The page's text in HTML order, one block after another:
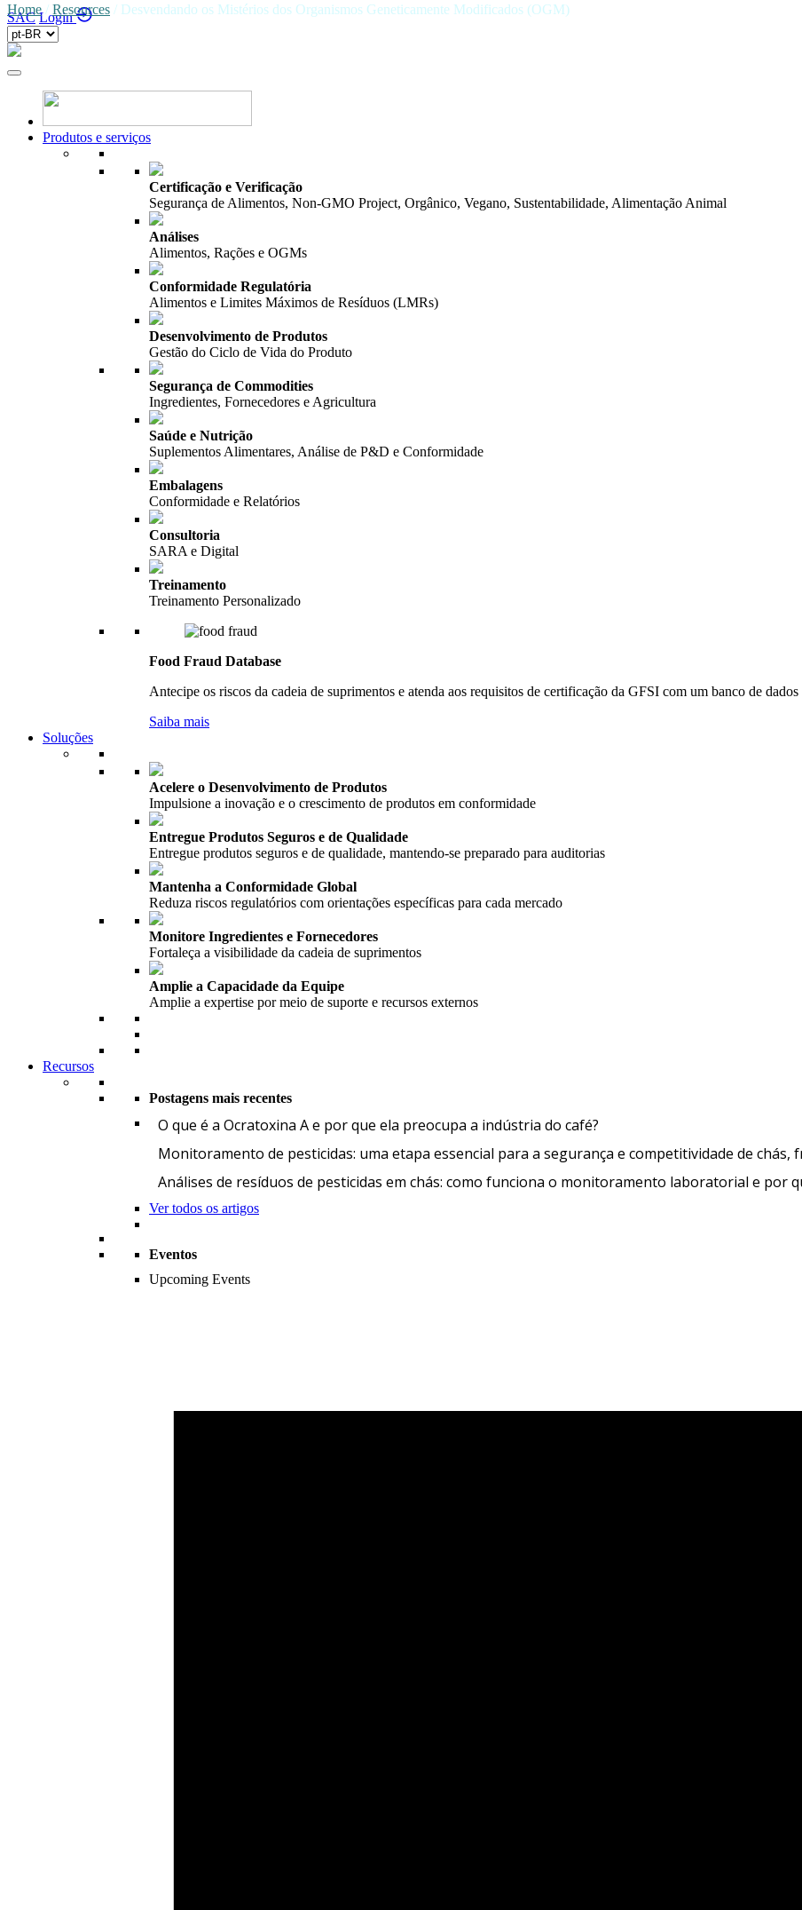
SAC Login
Produtos e serviços
Certificação e Verificação
Segurança de Alimentos, Non-GMO Project, Orgânico, Vegano, Sustentabilidade, Alimentação Animal
Análises
Alimentos, Rações e OGMs
Conformidade Regulatória
Alimentos e Limites Máximos de Resíduos (LMRs)
Desenvolvimento de Produtos
Gestão do Ciclo de Vida do Produto
Segurança de Commodities
Ingredientes, Fornecedores e Agricultura
Saúde e Nutrição
Suplementos Alimentares, Análise de P&D e Conformidade
Embalagens
Conformidade e Relatórios
Consultoria
SARA e Digital
Treinamento
Treinamento Personalizado
Food Fraud Database
Antecipe os riscos da cadeia de suprimentos e atenda aos requisitos de certificação da GFSI com um banco de
Saiba mais
Soluções
Acelere o Desenvolvimento de Produtos
Impulsione a inovação e o crescimento de produtos em conformidade
Entregue Produtos Seguros e de Qualidade
Entregue produtos seguros e de qualidade, mantendo-se preparado para auditorias
Mantenha a Conformidade Global
Reduza riscos regulatórios com orientações específicas para cada mercado
Monitore Ingredientes e Fornecedores
Fortaleça a visibilidade da cadeia de suprimentos
Amplie a Capacidade da Equipe
Amplie a expertise por meio de suporte e recursos externos
Recursos
Postagens mais recentes
O que é a Ocratoxina A e por que ela preocupa a indústria do café?
Monitoramento de pesticidas: uma etapa essencial para a segurança e competitividade de chás,
Análises de resíduos de pesticidas em chás: como funciona o monitoramento laboratorial e por
Ver todos os artigos
Eventos
Upcoming Events
Home/ Resources / Desvendando os Mistérios dos Organismos Geneticamente Modificados (OGM)